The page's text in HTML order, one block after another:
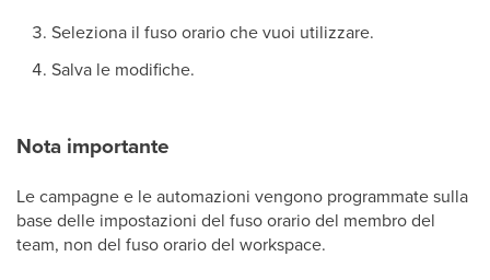
Seleziona il fuso orario che vuoi utilizzare.
Salva le modifiche.
Nota importante
Le campagne e le automazioni vengono programmate sulla
base delle impostazioni del fuso orario del membro del
team, non del fuso orario del workspace.